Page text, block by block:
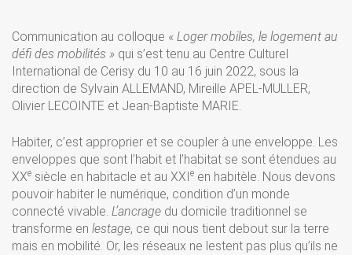
Communication au colloque « Loger mobiles, le logement au
défi des mobilités » qui s’est tenu au Centre Culturel
International de Cerisy du 10 au 16 juin 2022, sous la
direction de Sylvain ALLEMAND, Mireille APEL-MULLER,
Olivier LECOINTE et Jean-Baptiste MARIE.
Habiter, c’est approprier et se coupler à une enveloppe. Les
enveloppes que sont l’habit et l’habitat se sont étendues au
XXe siècle en habitacle et au XXI e en habitèle. Nous devons
pouvoir habiter le numérique, condition d’un monde
connecté vivable. L’ancrage du domicile traditionnel se
transforme en lestage, ce qui nous tient debout sur la terre
mais en mobilité. Or, les réseaux ne lestent pas plus qu’ils ne